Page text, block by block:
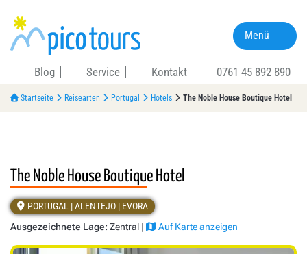
Blog Service Kontakt 0761 45 892 890
Menü
Startseite Reisearten Portugal Hotels The Noble House Boutique Hotel
The Noble House Boutique Hotel
PORTUGAL | ALENTEJO | EVORA
Ausgezeichnete Lage: Zentral | Auf Karte anzeigen